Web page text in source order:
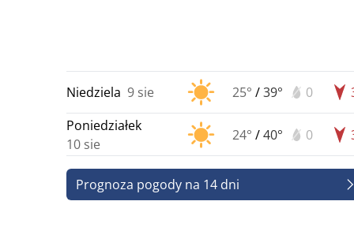
Niedziela 9 sie 25° /39° 0
Poniedziałek
10 sie
24° /40° 0
Prognoza pogody na 14 dni